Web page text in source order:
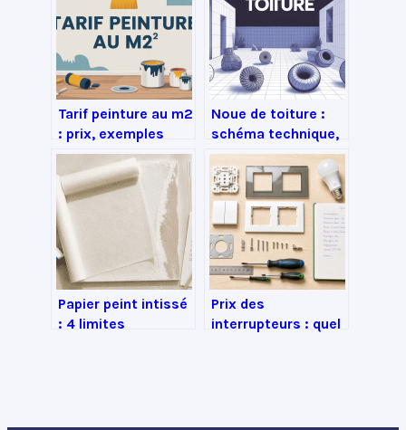
Tarif peinture au m2
: prix, exemples
concrets et repères
fiables
Noue de toiture :
schéma technique,
règles de pose et
bonnes pratiques
Papier peint intissé
: 4 limites
Prix des
interrupteurs : quel